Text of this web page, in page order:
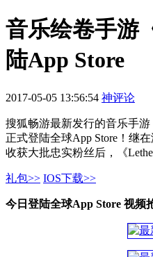
音乐绘卷手游
陆App Store
2017-05-05 13:56:54 神评论
搜狐畅游最新发行的音乐手游
正式登陆全球App Store！继
收获大批忠实粉丝后，《
礼包>> IOS下载>>
今日登陆全球App Store 视频